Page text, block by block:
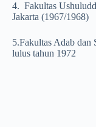
4. Fakultas
Jakarta (1967/1968)
5.Fakultas Adab dan
lulus tahun 1972